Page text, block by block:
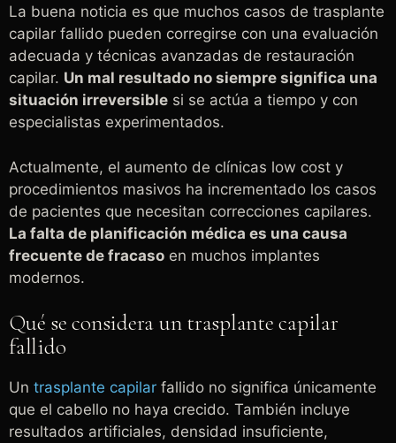
La buena noticia es que muchos casos de trasplante
capilar fallido pueden corregirse con una evaluación
adecuada y técnicas avanzadas de restauración
capilar. Un mal resultado no siempre significa una
situación irreversible si se actúa a tiempo y con
especialistas experimentados.
Actualmente, el aumento de clínicas low cost y
procedimientos masivos ha incrementado los casos
de pacientes que necesitan correcciones capilares.
La falta de planificación médica es una causa
frecuente de fracaso en muchos implantes
modernos.
Qué se considera un trasplante capilar
fallido
Un trasplante capilar fallido no significa únicamente
que el cabello no haya crecido. También incluye
resultados artificiales, densidad insuficiente,